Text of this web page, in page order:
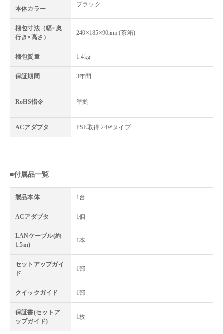
本体カラー
ブラック
梱包寸法（幅×奥
行き×高さ）
240×185×90mm (茶箱)
梱包質量 1.4kg
保証期間 3年間
RoHS指令 準拠
ACアダプタ PSE取得 24Wタイプ
■付属品一覧
製品本体 1台
ACアダプタ 1個
LANケーブル(約
1.5m)
1本
セットアップガイ
ド
1部
クイックガイド 1部
保証書(セットア
ップガイド)
1枚